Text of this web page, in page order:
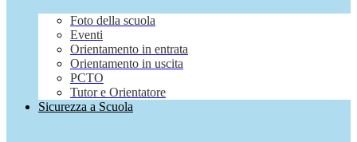
Foto della scuola
Eventi
Orientamento in entrata
Orientamento in uscita
PCTO
Tutor e Orientatore
Sicurezza a Scuola